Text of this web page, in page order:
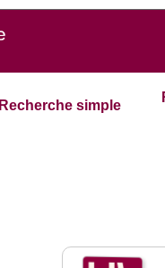
Recherche simple